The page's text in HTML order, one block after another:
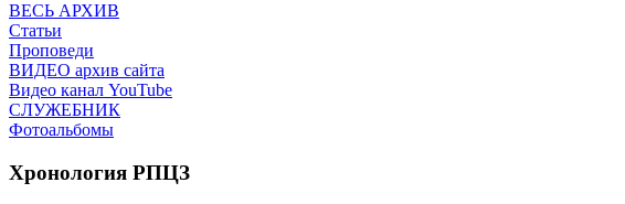
ВЕСЬ АРХИВ
Статьи
Проповеди
ВИДЕО архив сайта
Видео канал YouTube
СЛУЖЕБНИК
Фотоальбомы
Хронология РПЦЗ